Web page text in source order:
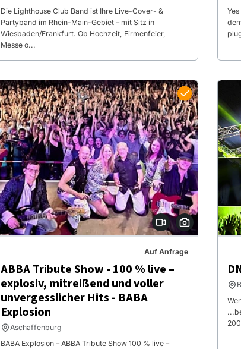
Die Lighthouse Club Band ist Ihre Live-Cover- &
Partyband im Rhein-Main-Gebiet – mit Sitz in
Wiesbaden/Frankfurt. Ob Hochzeit, Firmenfeier,
Messe o...
Auf Anfrage
ABBA Tribute Show - 100 % live –
explosiv, mitreißend und voller
unvergesslicher Hits - BABA
Explosion
Aschaffenburg
BABA Explosion – ABBA Tribute Show 100 % live –